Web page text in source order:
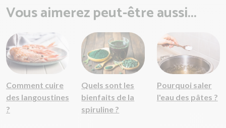
Vous aimerez peut-être aussi...
Comment cuire
des langoustines
?
Quels sont les
bienfaits de la
spiruline ?
Pourquoi saler
l'eau des pâtes ?